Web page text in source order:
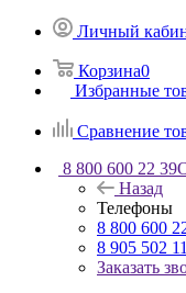
Личный
Корзина0
Избранные
Сравнение
8 800 600 22 39
Назад
Телефоны
8 800 600
8 905 502
Заказать